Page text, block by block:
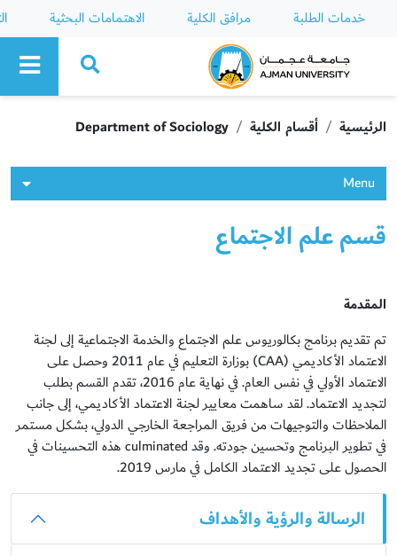
خدمات الطلبة مرافق الكلية الاهتمامات البحثية
Ajman University
الرئيسية أقسام الكلية Department of Sociology
Menu
قسم علم الاجتماع
المقدمة
تم تقديم برنامج بكالوريوس علم الاجتماع والخدمة الاجتماعية إلى لجنة
الاعتماد الأكاديمي (CAA) بوزارة التعليم في عام 2011 وحصل على
الاعتماد الأولي في نفس العام. في نهاية عام 2016، تقدم القسم بطلب
لتجديد الاعتماد. لقد ساهمت معايير لجنة الاعتماد الأكاديمي، إلى جانب
الملاحظات والتوجيهات من فريق المراجعة الخارجي الدولي، بشكل مستمر
في تطوير البرنامج وتحسين جودته. وقد culminated هذه التحسينات في
الحصول على تجديد الاعتماد الكامل في مارس 2019.
الرسالة والرؤية والأهداف